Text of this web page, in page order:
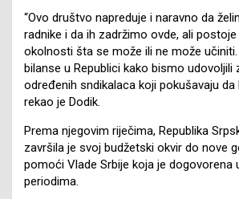
“Ovo društvo napreduje i naravno da
radnike i da ih zadržimo ovde, ali
okolnosti šta se može ili ne može
bilanse u Republici kako bismo udovoljili
određenih sndikalaca koji pokušavaju da
rekao je Dodik.
Prema njegovim riječima, Republika
završila je svoj budžetski okvir do nove
pomoći Vlade Srbije koja je dogovorena
periodima.